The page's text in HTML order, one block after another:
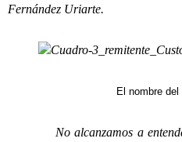
Fernández Uriarte.
El nombre
No alcanzamos a